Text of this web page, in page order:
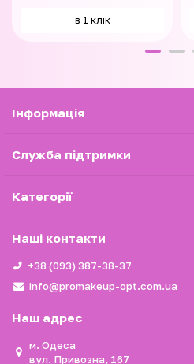
в 1 клік
Iнформація
Служба підтримки
Категорії
Наші контакти
+38 (093) 387-38-37
info@promakeup-opt.com.ua
Наш адрес
м. Одеса
вул. Привозна, 167